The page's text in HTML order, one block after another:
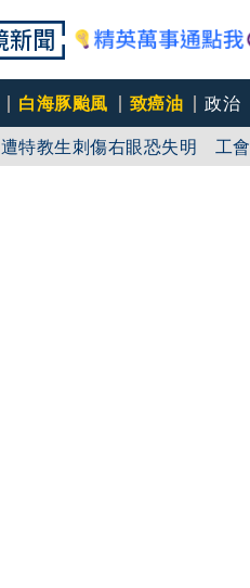
白海豚颱風 致癌油 政治
特教生刺傷右眼恐失明 工會
用舊姓嫁過人 交往「農業